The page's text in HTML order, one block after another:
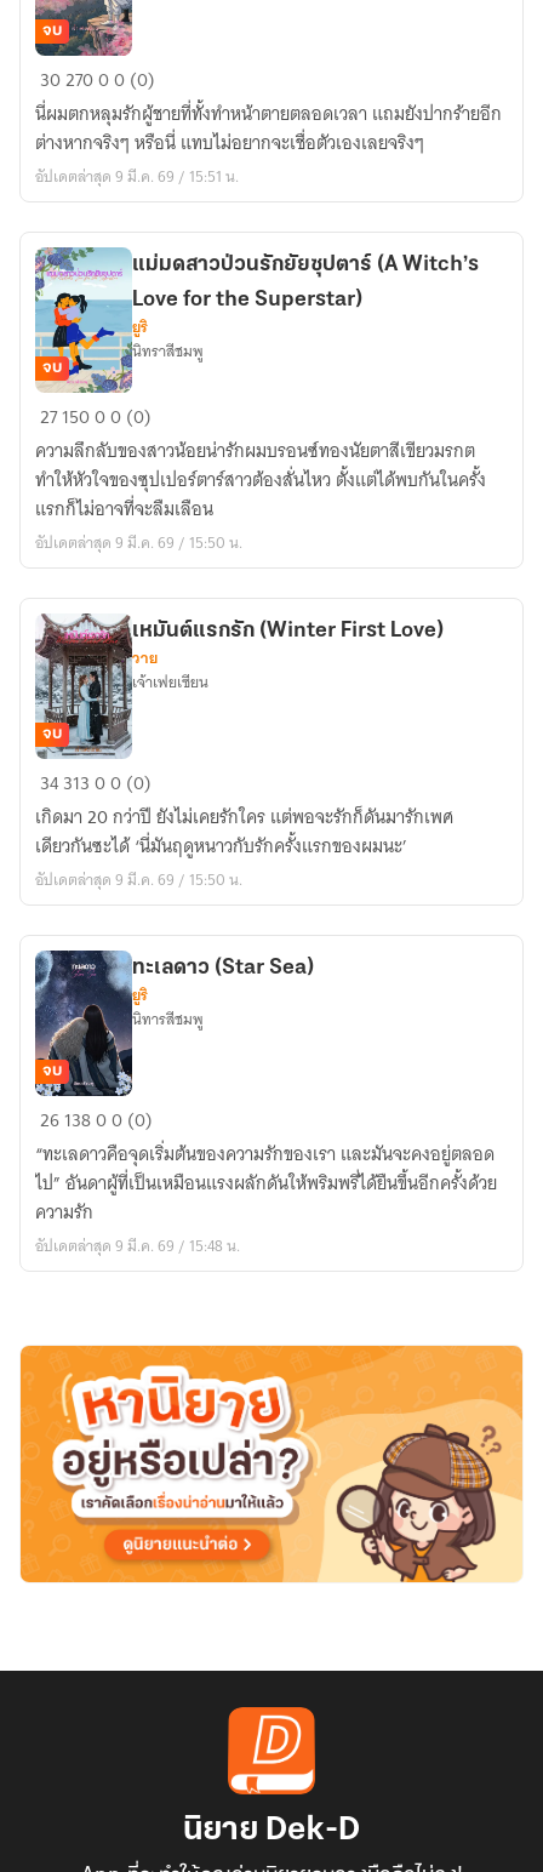
ป่วน
รัก
เซียน
(Heavenly
Love)
จบ
3027000 (0)
นี่ผมตกหลุมรักผู้ชายที่ทั้งทำหน้าตายตลอดเวลา แถมยังปากร้ายอีก
ต่างหากจริงๆ หรือนี่ แทบไม่อยากจะเชื่อตัวเองเลยจริงๆ
อัปเดตล่าสุด 9 มี.ค. 69 / 15:51 น.
แม่มด
ป่วน
รัก
ยัย
ซุป
(A
Witch’s
Love
for
the
Superstar)
จบ
แม่มดสาวป่วนรักยัยซุปตาร์ (A Witch’s
Love for the Superstar)
ยูริ
นิทราสีชมพู
2715000 (0)
ความลึกลับของสาวน้อยน่ารักผมบรอนซ์ทองนัยตาสีเขียวมรกต
ทำให้หัวใจของซุปเปอร์ตาร์สาวต้องสั่นไหว ตั้งแต่ได้พบกันในครั้ง
แรกก็ไม่อาจที่จะลืมเลือน
อัปเดตล่าสุด 9 มี.ค. 69 / 15:50 น.
เหมันต์
แรก
รัก
(Winter
First
จบ
เหมันต์แรกรัก (Winter First Love)
วาย
เจ้าเฟยเซียน
3431300 (0)
เกิดมา 20 กว่าปี ยังไม่เคยรักใคร แต่พอจะรักก็ดันมารักเพศ
เดียวกันซะได้ ‘นี่มันฤดูหนาวกับรักครั้งแรกของผมนะ’
อัปเดตล่าสุด 9 มี.ค. 69 / 15:50 น.
ทะเล
(Star
Sea)
จบ
ทะเลดาว (Star Sea)
ยูริ
นิทารสีชมพู
2613800 (0)
“ทะเลดาวคือจุดเริ่มต้นของความรักของเรา และมันจะคงอยู่ตลอด
ไป” อันดาผู้ที่เป็นเหมือนแรงผลักดันให้พริมพรี่ได้ยืนขึ้นอีกครั้งด้วย
ความรัก
อัปเดตล่าสุด 9 มี.ค. 69 / 15:48 น.
นิยาย Dek-D